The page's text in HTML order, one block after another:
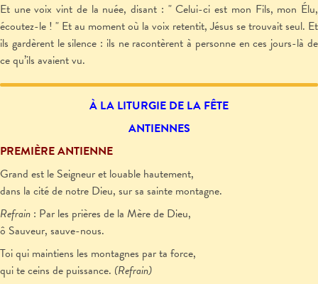
Et une voix vint de la nuée, disant : " Celui-ci est mon Fils, mon Élu,
écoutez-le ! " Et au moment où la voix retentit, Jésus se trouvait seul. Et
ils gardèrent le silence : ils ne racontèrent à personne en ces jours-là de
ce qu’ils avaient vu.
À LA LITURGIE DE LA FÊTE
ANTIENNES
PREMIÈRE ANTIENNE
Grand est le Seigneur et louable hautement,
dans la cité de notre Dieu, sur sa sainte montagne.
Refrain : Par les prières de la Mère de Dieu,
ô Sauveur, sauve-nous.
Toi qui maintiens les montagnes par ta force,
qui te ceins de puissance. (Refrain)